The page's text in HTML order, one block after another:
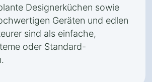
Designerküchen sowie
Geräten und edlen
sind als einfache,
oder Standard-